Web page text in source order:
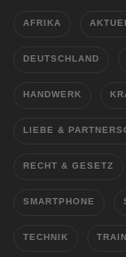
AFRIKA
DEUTSCHLAND
HANDWERK
LIEBE &
RECHT & GESETZ
SMARTPHONE
TECHNIK